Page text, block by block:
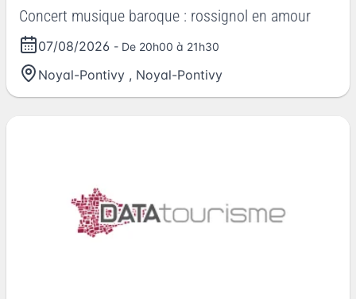
Concert musique baroque : rossignol en amour
07/08/2026 - De 20h00 à 21h30
Noyal-Pontivy , Noyal-Pontivy